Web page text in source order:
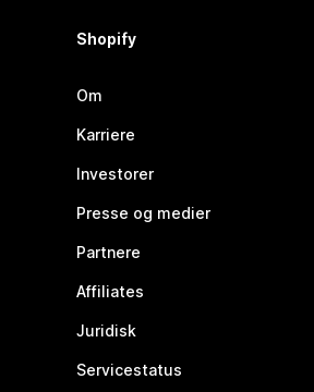
Shopify
Om
Karriere
Investorer
Presse og medier
Partnere
Affiliates
Juridisk
Servicestatus